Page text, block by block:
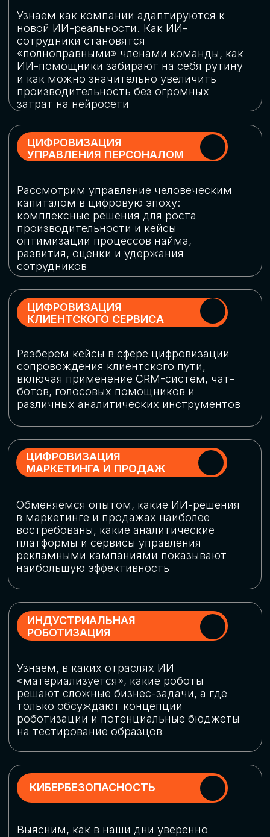
огромную статью затрат
ОБЛАЧНЫЕ ТЕХНОЛОГИИ
Подискутируем, какие облачные решения
существуют на рынке и почему
использование мультиоблачных моделей
не только снижает затраты, но и
«пересборки» бизнес-моделей
СКАЧАТЬ
ПРОГРАММУ
КОНФЕРЕНЦИИ
Оставьте заявку, мы направим вам
программу конференции
СКАЧАТЬ ПРОГРАММУ
СПИКЕРЫ
СТАТЬ СПИКЕРОМ
В конференции участвовали более 120 спикеров